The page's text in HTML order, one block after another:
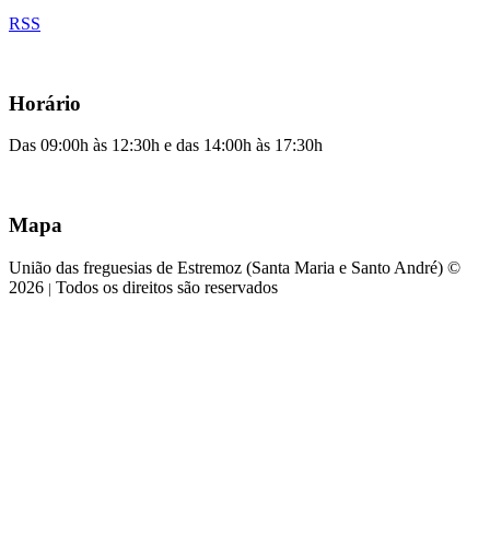
RSS
Horário
Das 09:00h às 12:30h e das 14:00h às 17:30h
Mapa
União das freguesias de Estremoz (Santa Maria e Santo André) ©
2026 | Todos os direitos são reservados